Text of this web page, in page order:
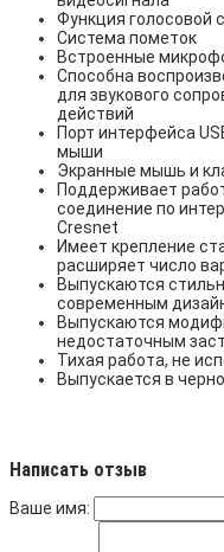
Функция голосовой
Система пометок
Встроенные
Способна
для звукового
действий
Порт интерфейса
мыши
Экранные мышь и
Поддерживает
соединение по
Cresnet
Имеет крепление
расширяет число
Выпускаются
современным
Выпускаются
недостаточным
Тихая работа, не
Выпускается в
Написать отзыв
Ваше имя: